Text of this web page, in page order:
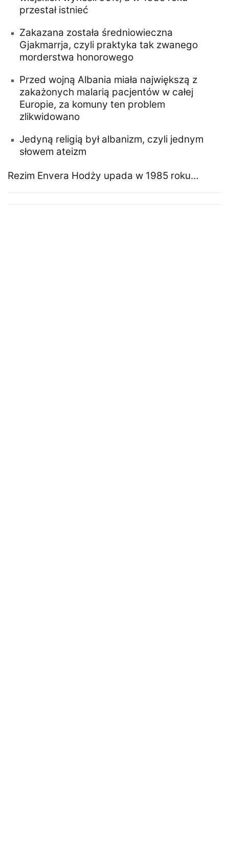
przestał istnieć
Zakazana została średniowieczna
Gjakmarrja, czyli praktyka tak zwanego
morderstwa honorowego
Przed wojną Albania miała największą z
zakażonych malarią pacjentów w całej
Europie, za komuny ten problem
zlikwidowano
Jedyną religią był albanizm, czyli jednym
słowem ateizm
Rezim Envera Hodży upada w 1985 roku…